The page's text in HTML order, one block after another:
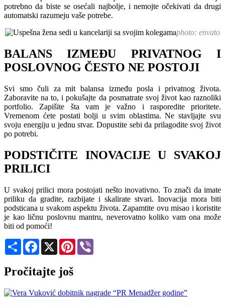
potrebno da biste se osećali najbolje, i nemojte očekivati da drugi
automatski razumeju vaše potrebe.
photo: envato
BALANS IZMEĐU PRIVATNOG I
POSLOVNOG ČESTO NE POSTOJI
Svi smo čuli za mit balansa između posla i privatnog života.
Zaboravite na to, i pokušajte da posmatrate svoj život kao raznoliki
portfolio. Zapišite šta vam je važno i rasporedite prioritete.
Vremenom ćete postati bolji u svim oblastima. Ne stavljajte svu
svoju energiju u jednu stvar. Dopustite sebi da prilagodite svoj život
po potrebi.
PODSTIČITE INOVACIJE U SVAKOJ
PRILICI
U svakoj prilici mora postojati nešto inovativno. To znači da imate
priliku da gradite, razbijate i skalirate stvari. Inovacija mora biti
podsticana u svakom aspektu života. Zapamtite ovu misao i koristite
je kao ličnu poslovnu mantru, neverovatno koliko vam ona može
biti od pomoći!
Share Facebook
X Pinterest
Pročitajte još